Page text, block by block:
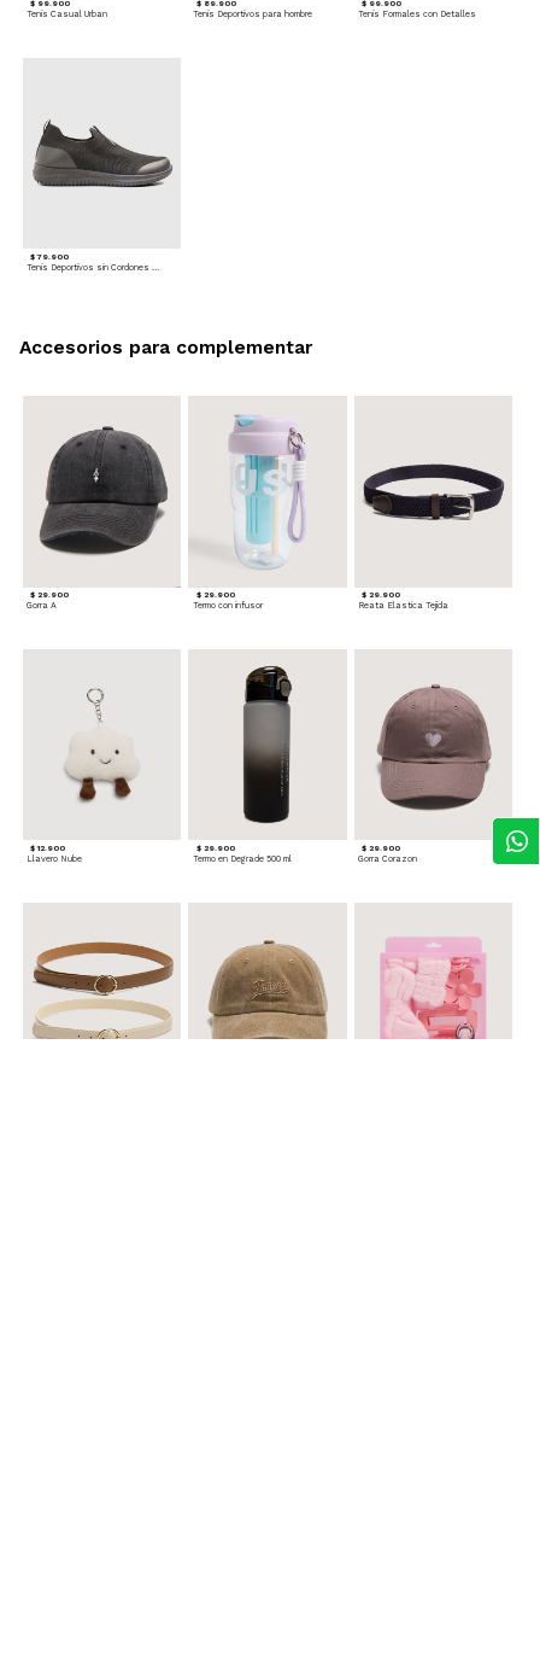
$ 99.900
Tenis Casual Urban
$ 89.900
Tenis Deportivos para hombre
$ 99.900
Tenis Formales con Detalles
$ 79.900
Tenis Deportivos sin Cordones para hombre
$ 29.900
Gorra A
$ 29.900
Termo con infusor
$ 29.900
Reata Elastica Tejida
$ 12.900
Llavero Nube
$ 29.900
Termo en Degrade 500 ml
$ 29.900
Gorra Corazon
Accesorios para complementar